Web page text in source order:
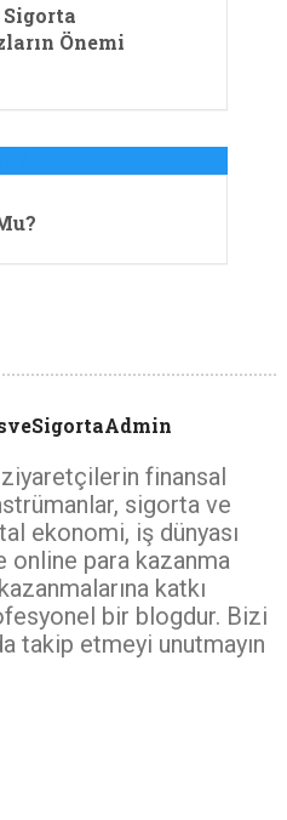
Sigorta
Önemi
finansal
sigorta ve
ekonomi, iş dünyası
para kazanma
katkı
bir blogdur. Bizi
takip etmeyi unutmayın